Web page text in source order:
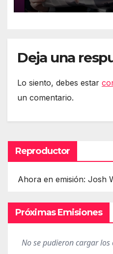
Deja una
Lo siento, debes estar
un comentario.
Reproductor
Ahora en emisión: Josh
Próximas Emisiones